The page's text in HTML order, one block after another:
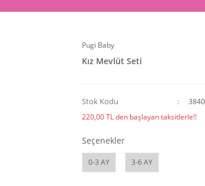
Pugi Baby
Kız Mevlüt Seti
Stok Kodu
3840
220,00 TL den başlayan taksitlerle!!
Seçenekler
0-3 AY 3-6 AY